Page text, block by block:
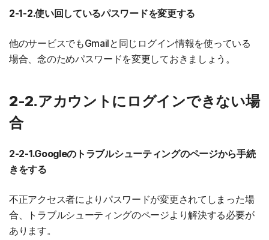
2-1-2.使い回しているパスワードを変更する
他のサービスでもGmailと同じログイン情報を使っている
場合、念のためパスワードを変更しておきましょう。
2-2.アカウントにログインできない場
合
2-2-1.Googleのトラブルシューティングのページから手続
きをする
不正アクセス者によりパスワードが変更されてしまった場
合、トラブルシューティングのページより解決する必要が
あります。